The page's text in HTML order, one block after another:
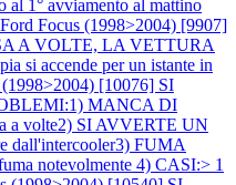
al 1° avviamento al mattino
Focus (1998>2004) [9907]
A VOLTE, LA VETTURA
si accende per un istante in
[10076] SI
MANCA DI
a volte2) SI AVVERTE UN
dall'intercooler3) FUMA
notevolmente 4) CASI:> 1